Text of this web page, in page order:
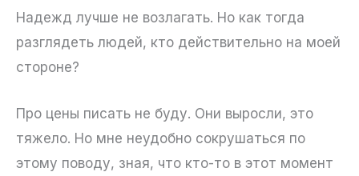
Надежд лучше не возлагать. Но как тогда
разглядеть людей, кто действительно на моей
стороне?
Про цены писать не буду. Они выросли, это
тяжело. Но мне неудобно сокрушаться по
этому поводу, зная, что кто-то в этот момент